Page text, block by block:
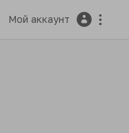
Мой аккаунт